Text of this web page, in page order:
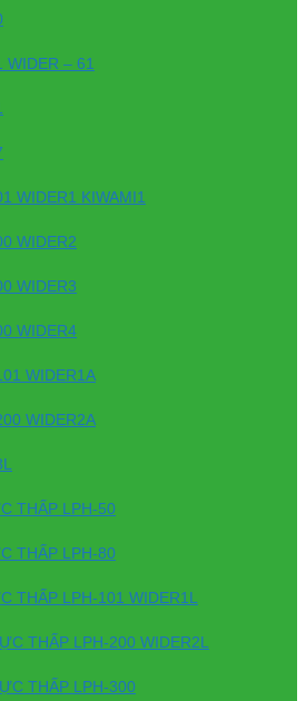
WIDER – 61
WIDER1 KIWAMI1
WIDER2
WIDER3
WIDER4
WIDER1A
WIDER2A
THẤP LPH-50
THẤP LPH-80
THẤP LPH-101 WIDER1L
THẤP LPH-200 WIDER2L
THẤP LPH-300